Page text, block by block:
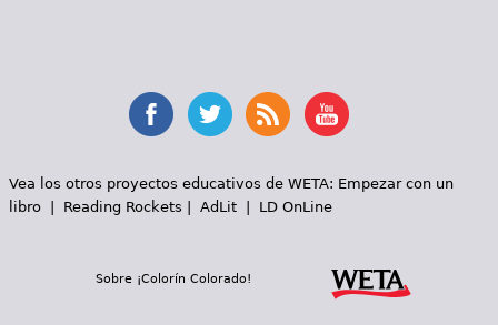
Vea los otros proyectos educativos de WETA: Empezar con un
libro| Reading Rockets AdLit| LD OnLine
Sobre ¡Colorín Colorado!